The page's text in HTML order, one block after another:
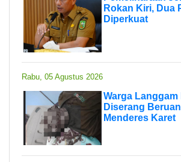
Rokan Kiri, Dua
Diperkuat
Rabu, 05 Agustus 2026
Warga Langgam
Diserang
Menderes Karet